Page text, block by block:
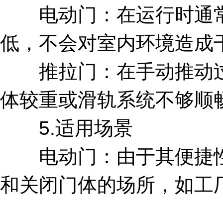
电动门：在运行时通
低，不会对室内环境造成
推拉门：在手动推动
体较重或滑轨系统不够顺
5.适用场景
电动门：由于其便捷
和关闭门体的场所，如工